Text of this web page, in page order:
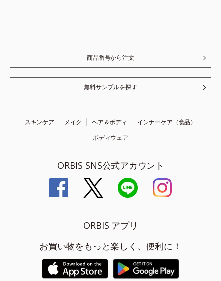
商品番号から注文
無料サンプルを探す
スキンケア メイク ヘア＆ボディ
インナーケア（食品）
ボディウェア
ORBIS SNS公式アカウント
ORBIS アプリ
お買い物をもっと楽しく、便利に！